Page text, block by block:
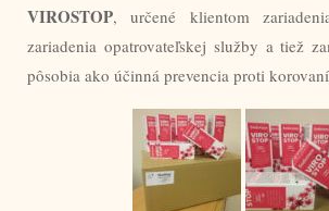
VIROSTOP, určené klientom
zariadenia opatrovateľskej služby a tiež
pôsobia ako účinná prevencia proti